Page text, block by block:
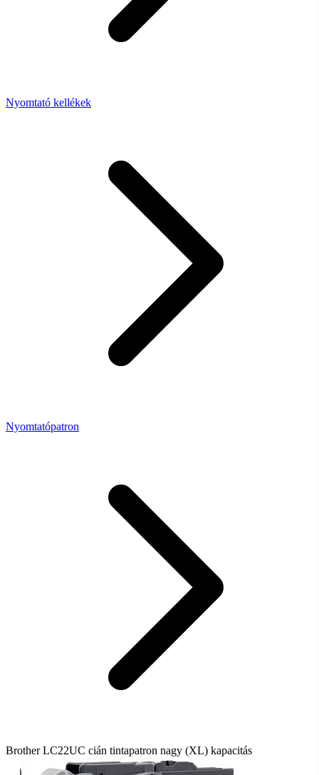
Nyomtató kellékek
Nyomtatópatron
Brother LC22UC cián tintapatron nagy (XL) kapacitás